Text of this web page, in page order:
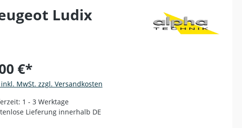
Ludix
€*
MwSt. zzgl. Versandkosten
1 - 3 Werktage
Lieferung innerhalb DE